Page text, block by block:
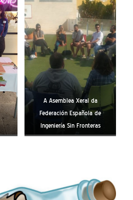
A Asemblea Xeral da
Federación Española de
Ingeniería Sin Fronteras